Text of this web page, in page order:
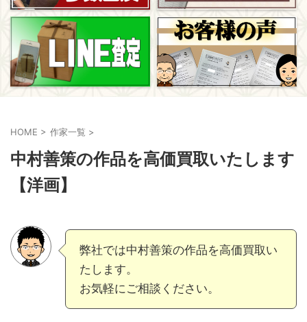
HOME > 作家一覧 >
中村善策の作品を高価買取いたします
【洋画】
弊社では中村善策の作品を高価買取い
たします。
お気軽にご相談ください。